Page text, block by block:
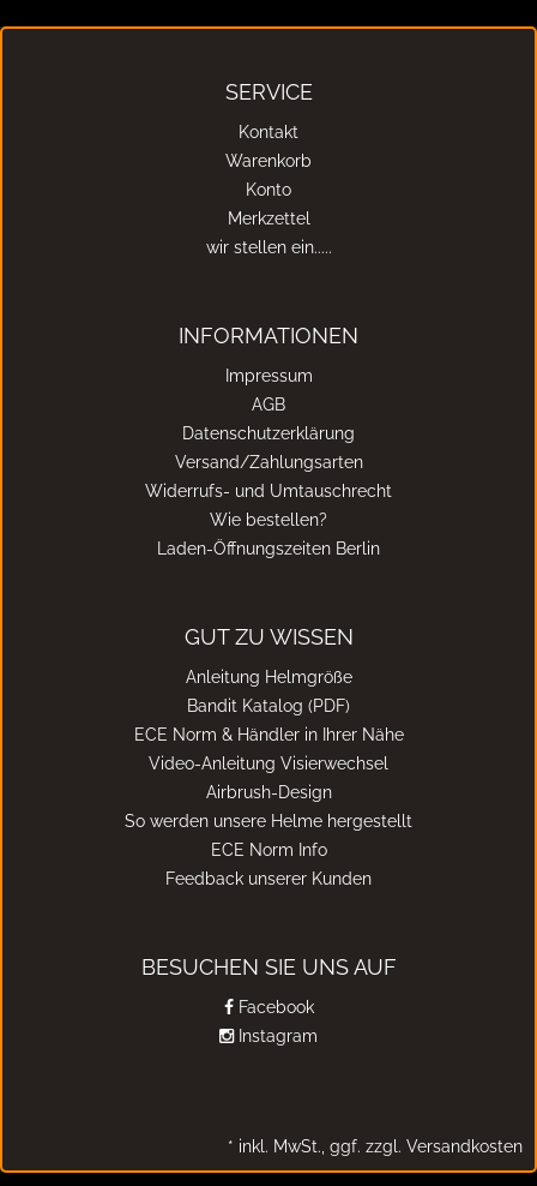
SERVICE
Kontakt
Warenkorb
Konto
Merkzettel
wir stellen ein.....
INFORMATIONEN
Impressum
AGB
Datenschutzerklärung
Versand/Zahlungsarten
Widerrufs- und Umtauschrecht
Wie bestellen?
Laden-Öffnungszeiten Berlin
GUT ZU WISSEN
Anleitung Helmgröße
Bandit Katalog (PDF)
ECE Norm & Händler in Ihrer Nähe
Video-Anleitung Visierwechsel
Airbrush-Design
So werden unsere Helme hergestellt
ECE Norm Info
Feedback unserer Kunden
BESUCHEN SIE UNS AUF
Facebook
Instagram
* inkl. MwSt., ggf. zzgl. Versandkosten